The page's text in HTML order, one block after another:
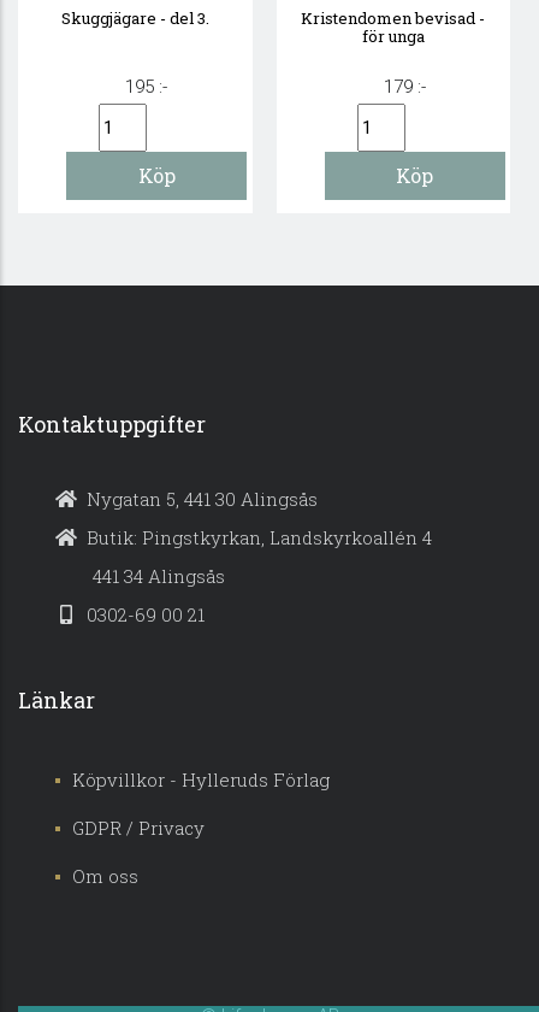
Skuggjägare - del 3.
195 :-
Kristendomen bevisad -
för unga
179 :-
Kontaktuppgifter
Nygatan 5, 441 30 Alingsås
Butik: Pingstkyrkan, Landskyrkoallén 4
441 34 Alingsås
0302-69 00 21
Länkar
Köpvillkor - Hylleruds Förlag
GDPR / Privacy
Om oss